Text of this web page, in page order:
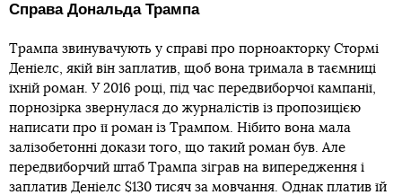
Справа Дональда Трампа
Трампа звинувачують у справі про порноакторку Стормі
Деніелс, якій він заплатив, щоб вона тримала в таємниці
їхній роман. У 2016 році, під час передвиборчої кампанії,
порнозірка звернулася до журналістів із пропозицією
написати про її роман із Трампом. Нібито вона мала
залізобетонні докази того, що такий роман був. Але
передвиборчий штаб Трампа зіграв на випередження і
заплатив Деніелс $130 тисяч за мовчання. Однак платив їй